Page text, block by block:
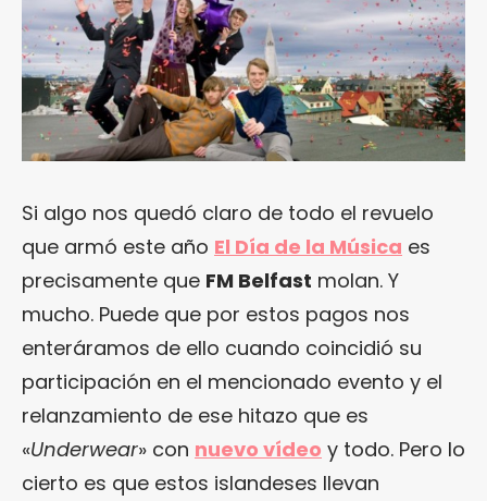
Si algo nos quedó claro de todo el revuelo
que armó este año El Día de la Música es
precisamente que FM Belfast molan. Y
mucho. Puede que por estos pagos nos
enteráramos de ello cuando coincidió su
participación en el mencionado evento y el
relanzamiento de ese hitazo que es
«Underwear» con nuevo vídeo y todo. Pero lo
cierto es que estos islandeses llevan